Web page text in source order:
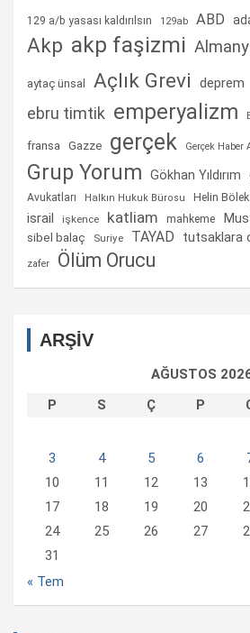
129 a/b yasası kaldırılsın 129ab ABD
Akp akp faşizmi
aytaç ünsal Açlık Grevi deprem
ebru timtik emperyalizm
fransa Gazze gerçek Gerçek Haber
Grup Yorum Gökhan Yıldırım
Avukatları
Halkın Hukuk Bürosu Helin Bölek
israil işkence katliam mahkeme
sibel balaç Suriye TAYAD tutsaklara
zafer Ölüm Orucu
ARŞİV
AĞUSTOS
P
S Ç P
3
4 5 6
10
11 12 13
17
18 19 20
24
25 26 27
31
« Tem